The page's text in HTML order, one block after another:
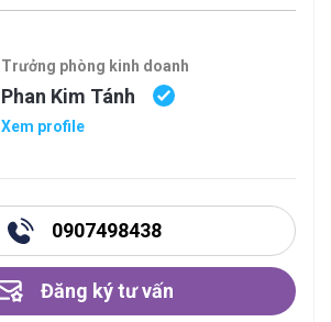
Trưởng phòng kinh doanh
Phan Kim Tánh
Xem profile
0907498438
Đăng ký tư vấn